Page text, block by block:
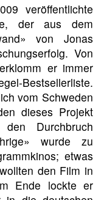
veröffentlichte
der aus dem
von Jonas
Von
er immer
Bestsellerliste.
vom Schweden
dieses Projekt
Durchbruch
wurde zu
etwas
den Film in
Ende lockte er